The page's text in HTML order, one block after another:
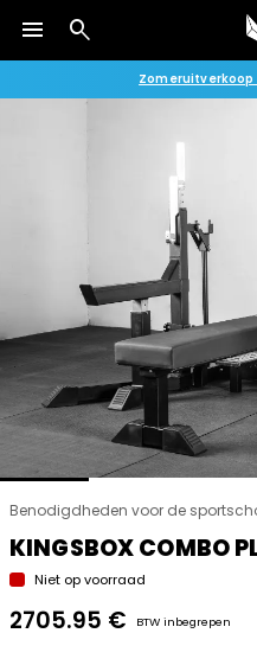
menu search
Benodigdheden voor de
KINGSBOX COMBO
Niet op voorraad
2705.95 € BTW inbegrepen